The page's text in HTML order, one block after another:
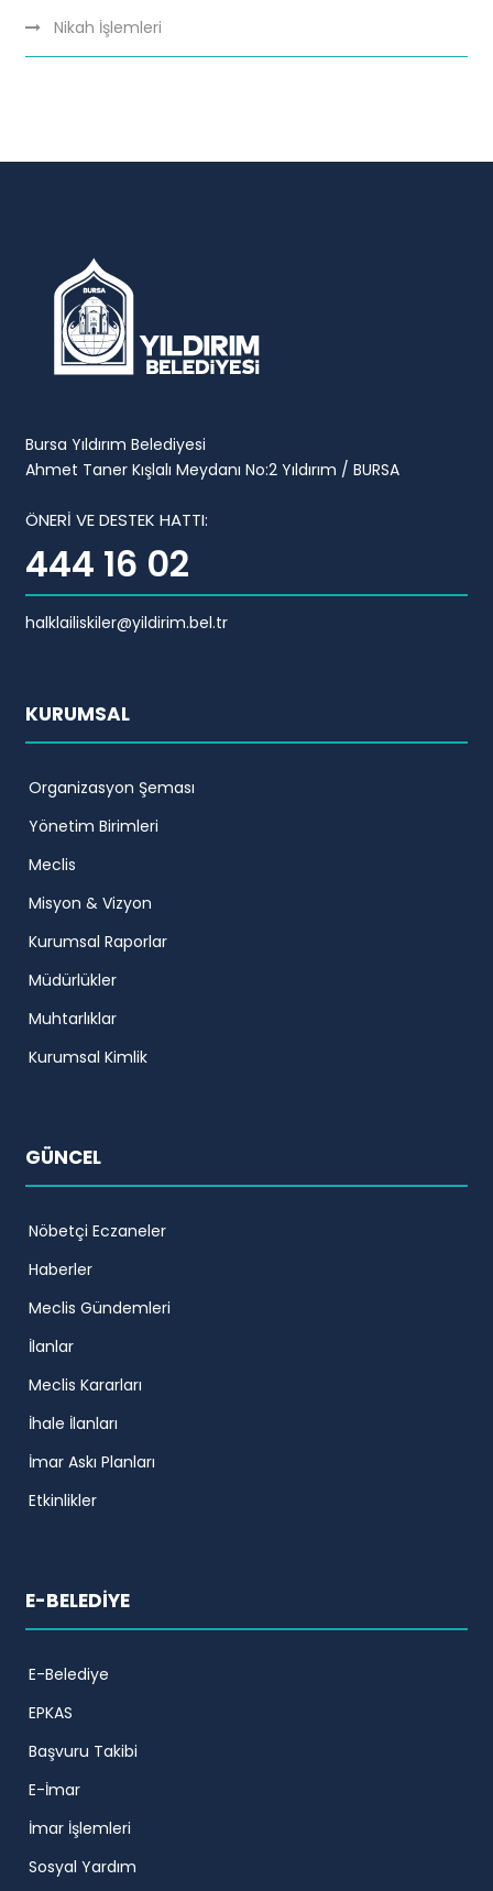
Nikah İşlemleri
Bursa Yıldırım Belediyesi
Ahmet Taner Kışlalı Meydanı No:2 Yıldırım / BURSA
ÖNERİ VE DESTEK HATTI:
444 16 02
halklailiskiler@yildirim.bel.tr
KURUMSAL
Organizasyon Şeması
Yönetim Birimleri
Meclis
Misyon & Vizyon
Kurumsal Raporlar
Müdürlükler
Muhtarlıklar
Kurumsal Kimlik
GÜNCEL
Nöbetçi Eczaneler
Haberler
Meclis Gündemleri
İlanlar
Meclis Kararları
İhale İlanları
İmar Askı Planları
Etkinlikler
E-BELEDİYE
E-Belediye
EPKAS
Başvuru Takibi
E-İmar
İmar İşlemleri
Sosyal Yardım